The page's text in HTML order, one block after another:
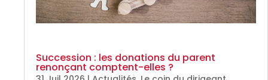
Succession : les donations du parent
renonçant comptent-elles ?